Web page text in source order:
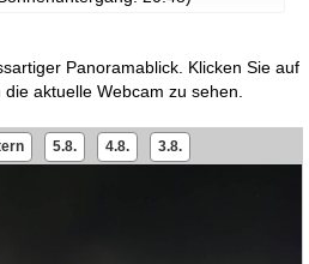
Panoramablick. Klicken Sie auf
aktuelle Webcam zu sehen.
5.8. 4.8. 3.8.